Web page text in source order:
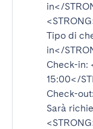
in</
Tipo di
in</
Check-in:
15:00</
Check-out:
Sarà